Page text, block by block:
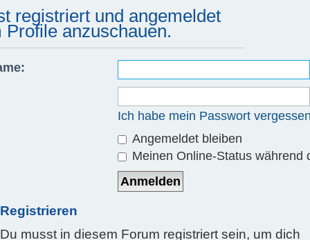
registriert und angemeldet
Profile anzuschauen.
Ich habe mein Passwort
Angemeldet bleiben
Meinen Online-Status während
Registrieren
Du musst in diesem Forum registriert sein, um dich